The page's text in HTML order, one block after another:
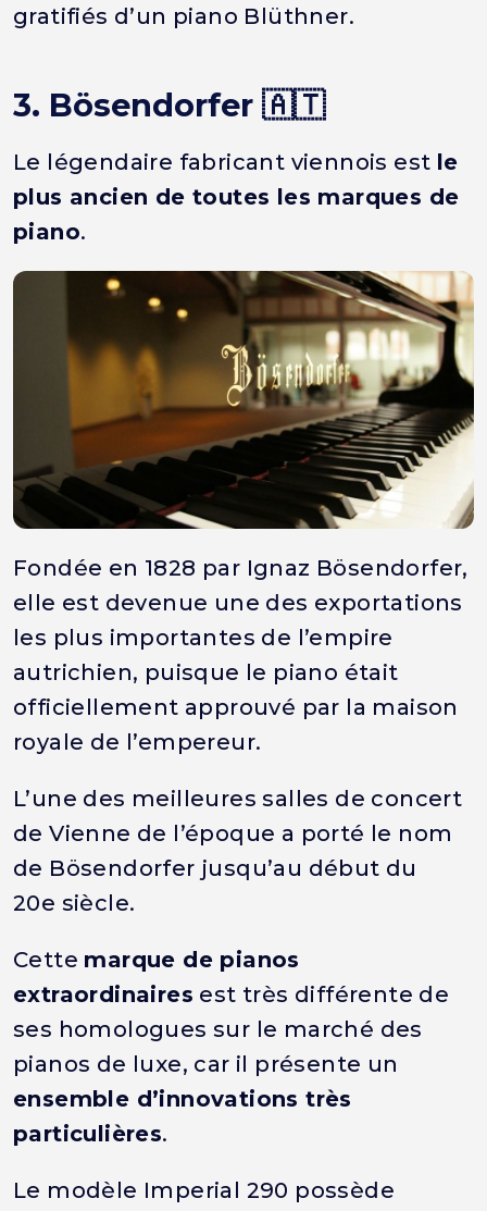
gratifiés d’un piano Blüthner.
3. Bösendorfer 🇦🇹
Le légendaire fabricant viennois est le
plus ancien de toutes les marques de
piano.
Fondée en 1828 par Ignaz Bösendorfer,
elle est devenue une des exportations
les plus importantes de l’empire
autrichien, puisque le piano était
officiellement approuvé par la maison
royale de l’empereur.
L’une des meilleures salles de concert
de Vienne de l’époque a porté le nom
de Bösendorfer jusqu’au début du
20e siècle.
Cette marque de pianos
extraordinaires est très différente de
ses homologues sur le marché des
pianos de luxe, car il présente un
ensemble d’innovations très
particulières.
Le modèle Imperial 290 possède